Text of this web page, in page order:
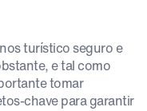
turístico seguro e
e tal como
tomar
chave para garantir